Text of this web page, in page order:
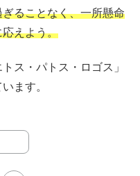
ることなく、一所懸命
えよう。
ス・パトス・ロゴス」
ます。